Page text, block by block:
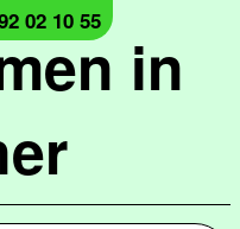
in
02 10 55